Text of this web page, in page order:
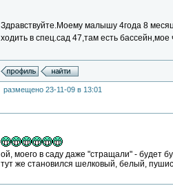
Здравствуйте.Моему малышу 4года 8
ходить в спец.сад 47,там есть бассейн,мое
размещено 23-11-09 в 13:01
ой, моего в саду даже "стращали" - будет
тут же становился шелковый, белый,